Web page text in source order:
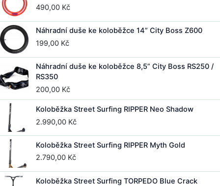
490,00 Kč
Náhradní duše ke koloběžce 14” City Boss Z600
199,00 Kč
Náhradní duše ke koloběžce 8,5” City Boss RS250 /
RS350
200,00 Kč
Koloběžka Street Surfing RIPPER Neo Shadow
2.990,00 Kč
Koloběžka Street Surfing RIPPER Myth Gold
2.790,00 Kč
Koloběžka Street Surfing TORPEDO Blue Crack